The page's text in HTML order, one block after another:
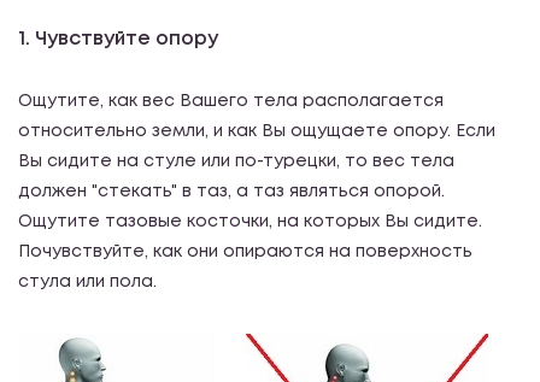
1. Чувствуйте опору
Ощутите, как вес Вашего тела располагается
относительно земли, и как Вы ощущаете опору. Если
Вы сидите на стуле или по-турецки, то вес тела
должен "стекать" в таз, а таз являться опорой.
Ощутите тазовые косточки, на которых Вы сидите.
Почувствуйте, как они опираются на поверхность
стула или пола.